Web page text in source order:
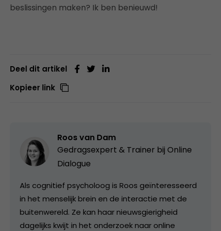
beslissingen maken? Ik ben benieuwd!
Deel dit artikel
Kopieer link
Roos van Dam
Gedragsexpert & Trainer bij Online
Dialogue
Als cognitief psycholoog is Roos geïnteresseerd
in het menselijk brein en de interactie met de
buitenwereld. Ze kan haar nieuwsgierigheid
dagelijks kwijt in het onderzoek naar online